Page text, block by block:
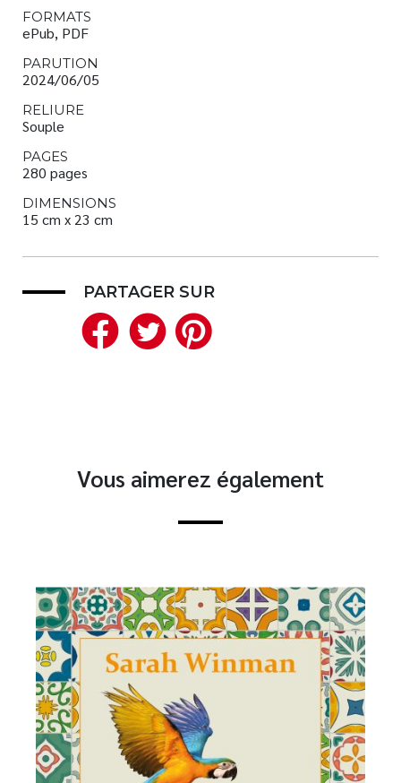
FORMATS
ePub, PDF
PARUTION
2024/06/05
RELIURE
Souple
PAGES
280 pages
DIMENSIONS
15 cm x 23 cm
PARTAGER SUR
Facebook
Twitter
Vous aimerez également